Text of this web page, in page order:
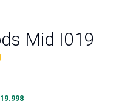
Mid I019
19.998